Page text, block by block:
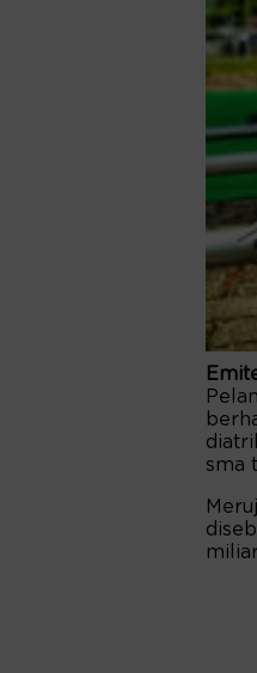
sma